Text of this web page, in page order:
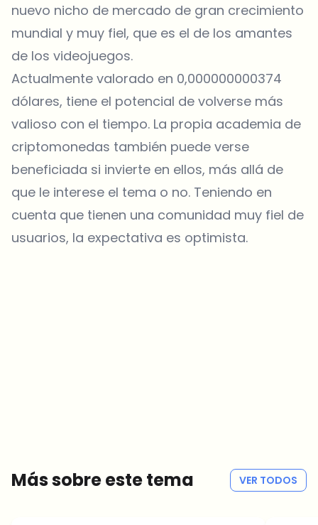
nuevo nicho de mercado de gran crecimiento
mundial y muy fiel, que es el de los amantes
de los videojuegos.
Actualmente valorado en 0,000000000374
dólares, tiene el potencial de volverse más
valioso con el tiempo. La propia academia de
criptomonedas también puede verse
beneficiada si invierte en ellos, más allá de
que le interese el tema o no. Teniendo en
cuenta que tienen una comunidad muy fiel de
usuarios, la expectativa es optimista.
Más sobre este tema VER TODOS